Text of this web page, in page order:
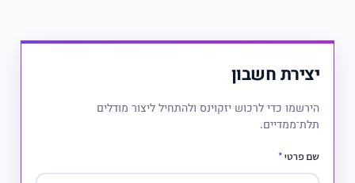
יצירת חשבון
הירשמו כדי לרכוש יזקוינס ולהתחיל ליצור מודלים
תלת־ממדיים.
שם פרטי*